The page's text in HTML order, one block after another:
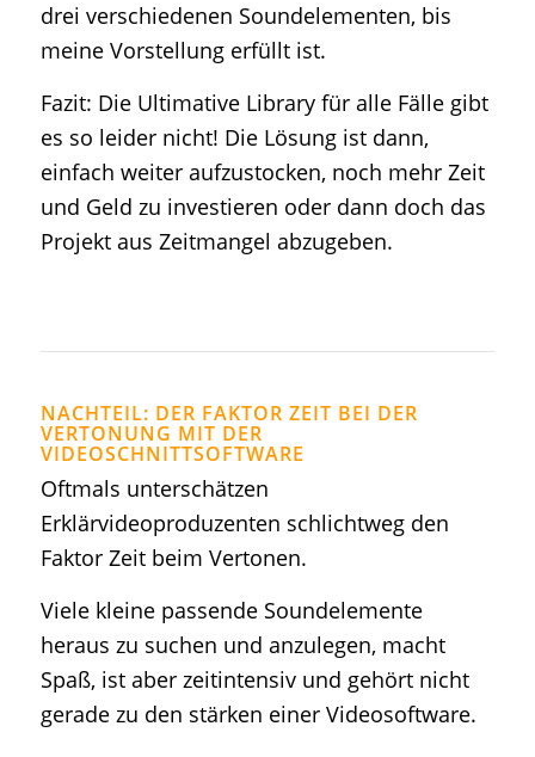
drei verschiedenen Soundelementen, bis
meine Vorstellung erfüllt ist.
Fazit: Die Ultimative Library für alle Fälle gibt
es so leider nicht! Die Lösung ist dann,
einfach weiter aufzustocken, noch mehr Zeit
und Geld zu investieren oder dann doch das
Projekt aus Zeitmangel abzugeben.
NACHTEIL: DER FAKTOR ZEIT BEI DER
VERTONUNG MIT DER
VIDEOSCHNITTSOFTWARE
Oftmals unterschätzen
Erklärvideoproduzenten schlichtweg den
Faktor Zeit beim Vertonen.
Viele kleine passende Soundelemente
heraus zu suchen und anzulegen, macht
Spaß, ist aber zeitintensiv und gehört nicht
gerade zu den stärken einer Videosoftware.